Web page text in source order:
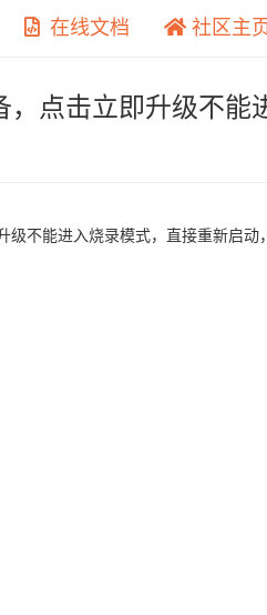
在线文档 社区主
点击立即升级不能
不能进入烧录模式，直接重新启动